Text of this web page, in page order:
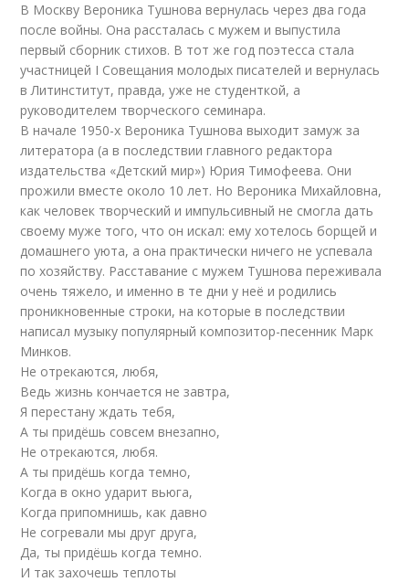
В Москву Вероника Тушнова вернулась через два года
после войны. Она рассталась с мужем и выпустила
первый сборник стихов. В тот же год поэтесса стала
участницей I Совещания молодых писателей и вернулась
в Литинститут, правда, уже не студенткой, а
руководителем творческого семинара.
В начале 1950-х Вероника Тушнова выходит замуж за
литератора (а в последствии главного редактора
издательства «Детский мир») Юрия Тимофеева. Они
прожили вместе около 10 лет. Но Вероника Михайловна,
как человек творческий и импульсивный не смогла дать
своему муже того, что он искал: ему хотелось борщей и
домашнего уюта, а она практически ничего не успевала
по хозяйству. Расставание с мужем Тушнова переживала
очень тяжело, и именно в те дни у неё и родились
проникновенные строки, на которые в последствии
написал музыку популярный композитор-песенник Марк
Минков.
Не отрекаются, любя,
Ведь жизнь кончается не завтра,
Я перестану ждать тебя,
А ты придёшь совсем внезапно,
Не отрекаются, любя.
А ты придёшь когда темно,
Когда в окно ударит вьюга,
Когда припомнишь, как давно
Не согревали мы друг друга,
Да, ты придёшь когда темно.
И так захочешь теплоты